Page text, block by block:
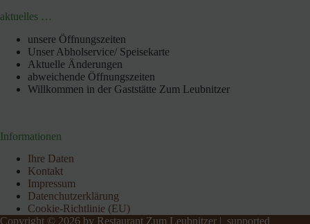
aktuelles …
unsere Öffnungszeiten
Unser Abholservice/ Speisekarte
Aktuelle Änderungen
abweichende Öffnungszeiten
Willkommen in der Gaststätte Zum Leubnitzer
Informationen
Ihre Daten
Kontakt
Impressum
Datenchutzerklärung
Cookie-Richtlinie (EU)
Copyright © 2026 by Restaurant Zum Leubnitzer | supported